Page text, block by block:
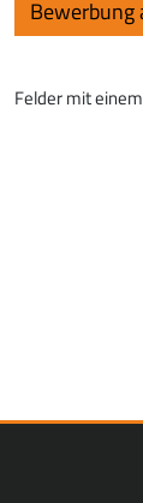
Felder mit einem